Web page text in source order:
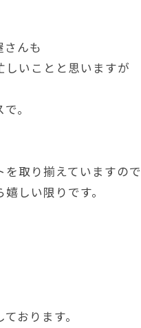
さんも
しいことと思いますが
。
を取り揃えていますので
しい限りです。
おります。